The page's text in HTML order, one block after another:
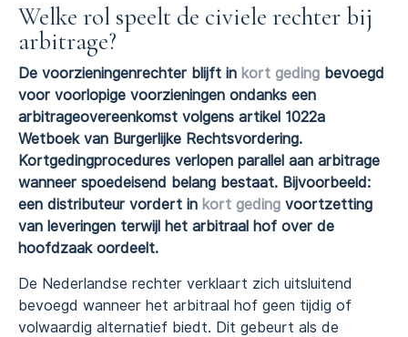
Welke rol speelt de civiele rechter bij
arbitrage?
De voorzieningenrechter blijft in kort geding bevoegd
voor voorlopige voorzieningen ondanks een
arbitrageovereenkomst volgens artikel 1022a
Wetboek van Burgerlijke Rechtsvordering.
Kortgedingprocedures verlopen parallel aan arbitrage
wanneer spoedeisend belang bestaat. Bijvoorbeeld:
een distributeur vordert in kort geding voortzetting
van leveringen terwijl het arbitraal hof over de
hoofdzaak oordeelt.
De Nederlandse rechter verklaart zich uitsluitend
bevoegd wanneer het arbitraal hof geen tijdig of
volwaardig alternatief biedt. Dit gebeurt als de